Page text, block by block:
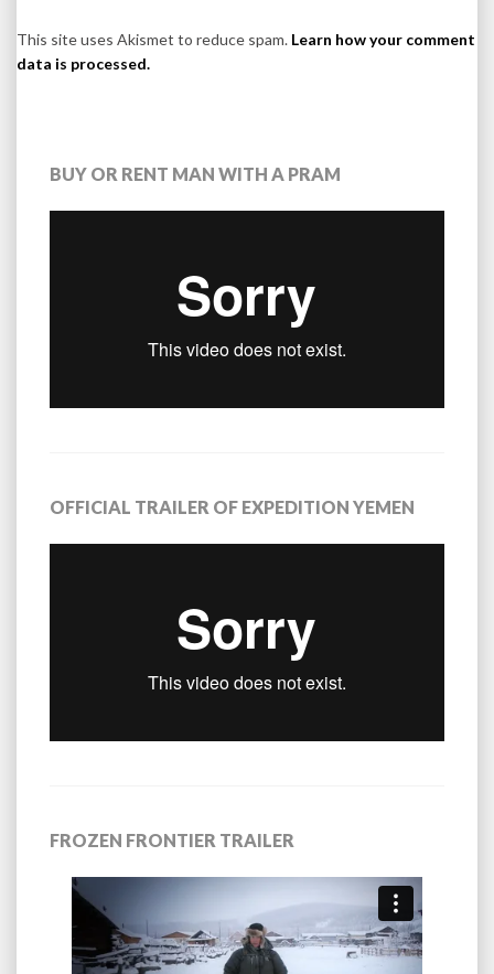
This site uses Akismet to reduce spam. Learn how your comment
data is processed.
BUY OR RENT MAN WITH A PRAM
OFFICIAL TRAILER OF EXPEDITION YEMEN
FROZEN FRONTIER TRAILER